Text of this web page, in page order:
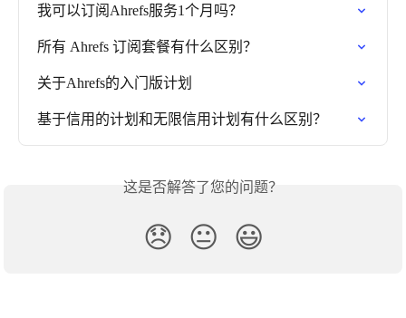
我可以订阅Ahrefs服务1个月吗？
所有 Ahrefs 订阅套餐有什么区别？
关于Ahrefs的入门版计划
基于信用的计划和无限信用计划有什么区别？
这是否解答了您的问题？
😞 😐 😃